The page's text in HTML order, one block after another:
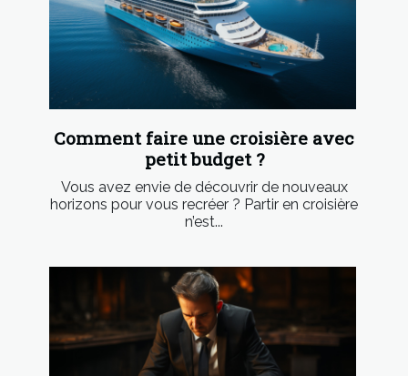
Comment faire une croisière avec
petit budget ?
Vous avez envie de découvrir de nouveaux
horizons pour vous recréer ? Partir en croisière
n’est...